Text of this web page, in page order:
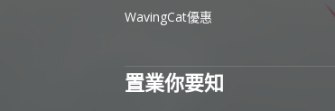
WavingCat優惠
置業你要知